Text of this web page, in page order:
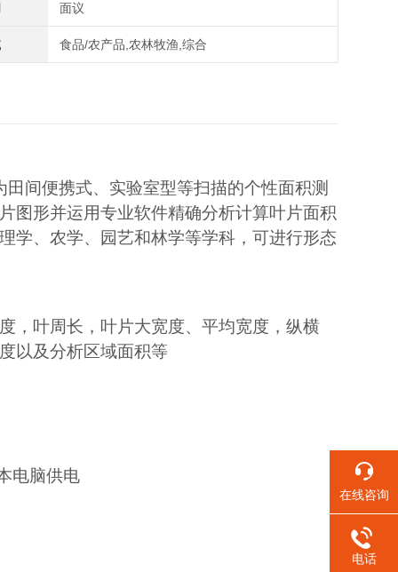
面议
食品/农产品,农林牧渔,综合
间便携式、实验室型等扫描的个性面积测
图形并运用专业软件精确分析计算叶片面积
学、农学、园艺和林学等学科，可进行形态
，叶周长，叶片大宽度、平均宽度，纵横
以及分析区域面积等
电脑供电
在线咨询
电话